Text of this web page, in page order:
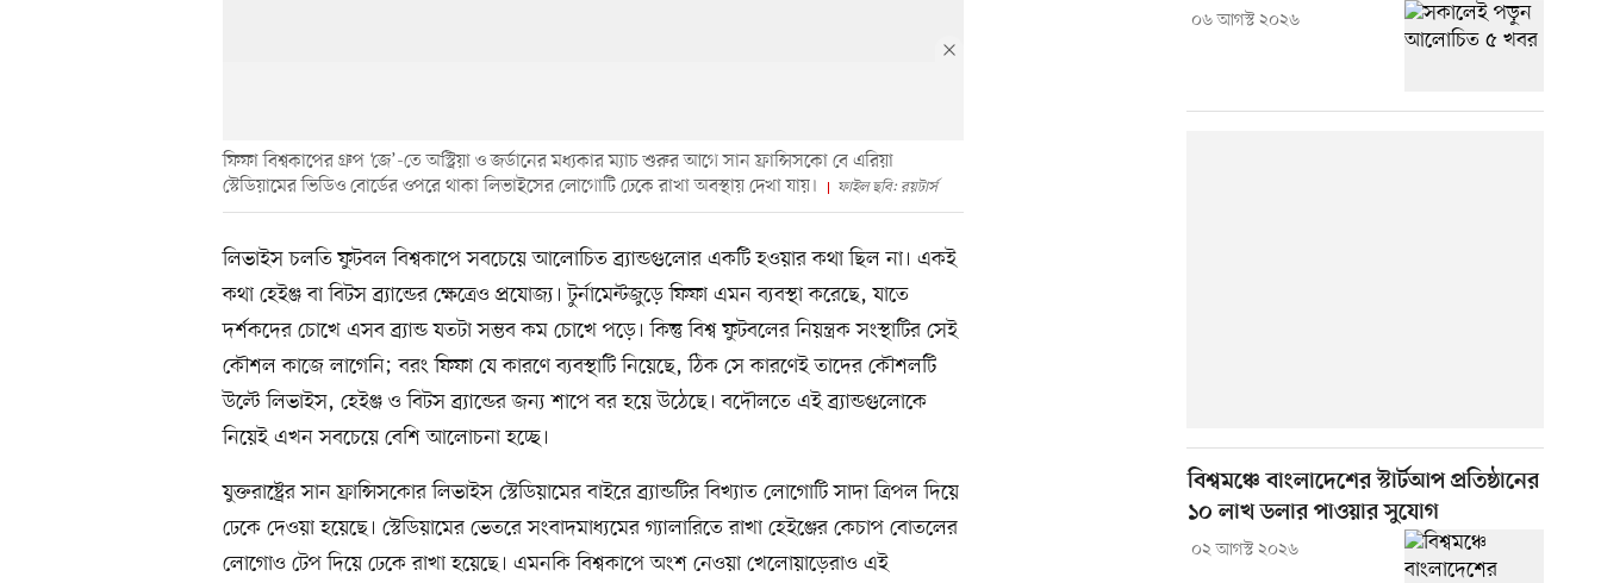
ফিফা বিশ্বকাপের গ্রুপ ‘জে’-তে অস্ট্রিয়া ও জর্ডানের মধ্যকার ম্যাচ শুরুর আগে সান ফ্রান্সিসকো বে এরিয়া
স্টেডিয়ামের ভিডিও বোর্ডের ওপরে থাকা লিভাইসের লোগোটি ঢেকে রাখা অবস্থায় দেখা যায়।
ফাইল ছবি: রয়টার্স
লিভাইস চলতি ফুটবল বিশ্বকাপে সবচেয়ে আলোচিত ব্র্যান্ডগুলোর একটি হওয়ার কথা ছিল না। একই
কথা হেইঞ্জ বা বিটস ব্র্যান্ডের ক্ষেত্রেও প্রযোজ্য। টুর্নামেন্টজুড়ে ফিফা এমন ব্যবস্থা করেছে, যাতে
দর্শকদের চোখে এসব ব্র্যান্ড যতটা সম্ভব কম চোখে পড়ে। কিন্তু বিশ্ব ফুটবলের নিয়ন্ত্রক সংস্থাটির সেই
কৌশল কাজে লাগেনি; বরং ফিফা যে কারণে ব্যবস্থাটি নিয়েছে, ঠিক সে কারণেই তাদের কৌশলটি
উল্টে লিভাইস, হেইঞ্জ ও বিটস ব্র্যান্ডের জন্য শাপে বর হয়ে উঠেছে। বদৌলতে এই ব্র্যান্ডগুলোকে
নিয়েই এখন সবচেয়ে বেশি আলোচনা হচ্ছে।
যুক্তরাষ্ট্রের সান ফ্রান্সিসকোর লিভাইস স্টেডিয়ামের বাইরে ব্র্যান্ডটির বিখ্যাত লোগোটি সাদা ত্রিপল দিয়ে
ঢেকে দেওয়া হয়েছে। স্টেডিয়ামের ভেতরে সংবাদমাধ্যমের গ্যালারিতে রাখা হেইঞ্জের কেচাপ বোতলের
লোগোও টেপ দিয়ে ঢেকে রাখা হয়েছে। এমনকি বিশ্বকাপে অংশ নেওয়া খেলোয়াড়েরাও এই
০৬ আগস্ট ২০২৬
বিশ্বমঞ্চে বাংলাদেশের স্টার্টআপ প্রতিষ্ঠানের
১০ লাখ ডলার পাওয়ার সুযোগ
০২ আগস্ট ২০২৬